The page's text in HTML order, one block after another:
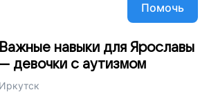
Помочь
Важные навыки для Ярославы
— девочки с аутизмом
Иркутск